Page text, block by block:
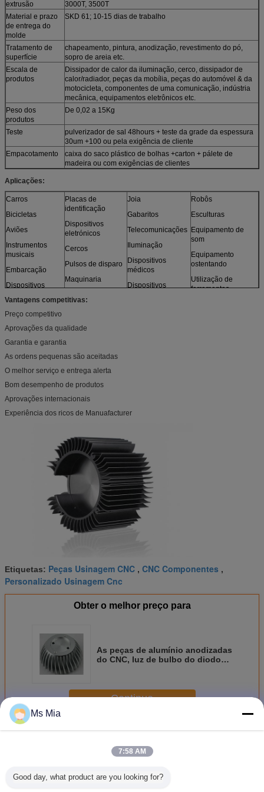
extrusão
3000T, 3500T
Material e prazo
de entrega do
molde
SKD 61; 10-15 dias de trabalho
Tratamento de
superfície
chapeamento, pintura, anodização, revestimento do pó,
sopro de areia etc.
Escala de
produtos
Dissipador de calor da iluminação, cerco, dissipador de
calor/radiador, peças da mobília, peças do automóvel & da
motocicleta, componentes de uma comunicação, indústria
mecânica, equipamentos eletrônicos etc.
Peso dos
produtos
De 0,02 a 15Kg
Teste
pulverizador de sal 48hours + teste da grade da espessura
30um +100 ou pela exigência de cliente
Empacotamento
caixa do saco plástico de bolhas +carton + pálete de
madeira ou com exigências de clientes
Aplicações:
Carros
Bicicletas
Aviões
Instrumentos
musicais
Embarcação
Dispositivos
Sensores
Modelos
Placas de
identificação
Dispositivos
eletrónicos
Cercos
Pulsos de disparo
Maquinaria
Joia
Gabaritos
Telecomunicações
Iluminação
Dispositivos
médicos
Dispositivos
Robôs
Esculturas
Equipamento de
som
Equipamento
ostentando
Utilização de
ferramentas
Vantagens competitivas:
Preço competitivo
Aprovações da qualidade
Garantia e garantia
As ordens pequenas são aceitadas
O melhor serviço e entrega alerta
Bom desempenho de produtos
Aprovações internacionais
Experiência dos ricos de Manuafacturer
Etiquetas: Peças Usinagem CNC , CNC Componentes ,
Personalizado Usinagem Cnc
Obter o melhor preço para
As peças de alumínio anodizadas
do CNC, luz de bulbo do diodo
dissipador de calor
Continue
MaisPeças do alumínio do CNC
Ms Mia
7:58 AM
Good day, what product are you looking for?